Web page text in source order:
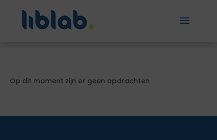
Op dit moment zijn er geen opdrachten